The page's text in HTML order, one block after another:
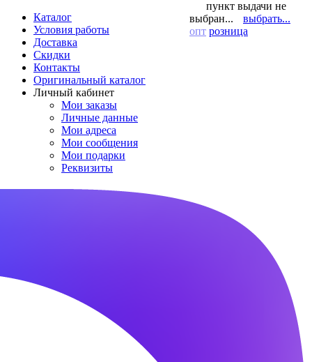
Каталог
Условия работы
Доставка
Скидки
Контакты
Оригинальный каталог
Личный кабинет
Мои заказы
Личные данные
Мои адреса
Мои сообщения
Мои подарки
Реквизиты
пункт выдачи не
выбран...
выбрать...
опт розница